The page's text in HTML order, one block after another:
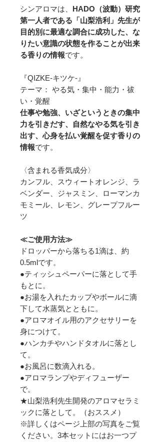
シンアロマは、 HADO（波動）研究
第一人者である「山梨浩利」先生が
目的別に最適な調合に成功した、な
りたい意識の状態を作ることが出来
る香りの情報です。
『QIZKE-キツケ-』
テーマ： やる気・集中・能力・祓
い・覚醒
仕事や勉強、いざというときの集中
力を引きだす、自然なやる気を引き
出す、心身を払い覚醒を促す香りの
情報です。
〈含まれる香気成分〉
カンフル、スウィートオレンジ、ラ
ベンダー、ジャスミン、ローマンカ
モミール、レモン、グレープフルー
ツ
≪ご使用方法≫
ドロッパーから落ちる1滴は、約
0.5mlです。
●ティッシュペーパーに落として手
もとに。
●お湯を入れたカップやボールに滴
下して水蒸気とともに。
●アロマオイル用のアクセサリーを
身につけて。
●ハンカチやハンドタオルに落とし
て。
●お風呂に数滴入れる。
●アロマランプやディフューザー
で。
★山梨浩利先生開発のアロマセラミ
ックに落として。（おススメ）
※詳しくはページ上部の写真をご覧
ください。3本セットにはお一つプ